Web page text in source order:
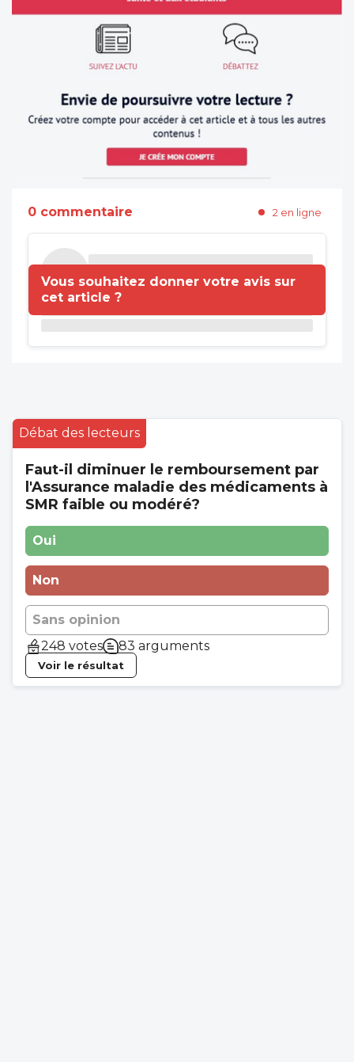
0 commentaire 2 en ligne
Vous souhaitez donner votre avis sur
cet article ?
Débat des lecteurs
Faut-il diminuer le remboursement par
l'Assurance maladie des médicaments à
SMR faible ou modéré?
Oui
Non
Sans opinion
248 votes
83 arguments
Voir le résultat